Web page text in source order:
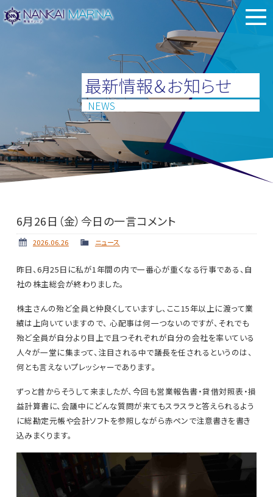
最新情報＆お知らせ
NEWS
6月26日（金）今日の一言コメント
2026.06.26 ニュース
昨日、6月25日に私が1年間の内で一番心が重くなる行事である、自
社の株主総会が終わりました。
株主さんの殆ど全員と仲良くしていますし、ここ15年以上に渡って業
績は上向いていますので、 心配事は何一つないのですが、それでも
殆ど全員が自分より目上で且つそれぞれが自分の会社を率いている
人々が一堂に集まって、注目される中で議長を任されるというのは、
何とも言えないプレッシャーであります。
ずっと昔からそうして来ましたが、今回も営業報告書・貸借対照表・損
益計算書に、会議中にどんな質問が来てもスラスラと答えられるよう
に総勘定元帳や会計ソフトを参照しながら赤ペンで注意書きを書き
込みまくります。